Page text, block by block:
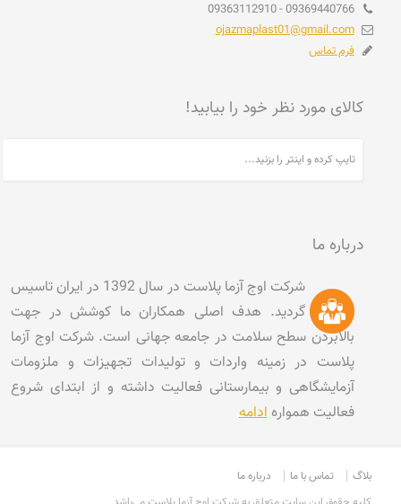
09369440766 - 09363112910
ojazmaplast01@gmail.com
فرم تماس
کالای مورد نظر خود را بیابید!
درباره ما
شرکت اوج آزما پلاست در سال 1392 در ایران تاسیس
گردید. هدف اصلی همکاران ما کوشش در جهت
بالابردن سطح سلامت در جامعه جهانی است. شرکت اوج آزما
پلاست در زمینه واردات و تولیدات تجهیزات و ملزومات
آزمایشگاهی و بیمارستانی فعالیت داشته و از ابتدای شروع
فعالیت هموارهادامه
درباره ما تماس با ما
بلاگ